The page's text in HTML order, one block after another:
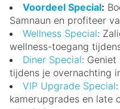
Voordeel Special:
Samnaun en profiteer
Wellness Special:
wellness-toegang
Diner Special:
tijdens je overnachting
VIP Upgrade Special
kamerupgrades en late